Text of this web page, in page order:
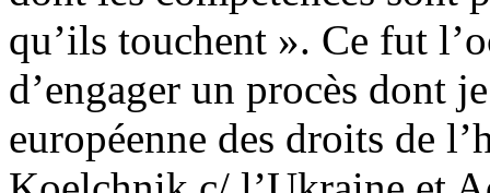
qu’ils touchent ». Ce fut
d’engager un procès dont
européenne des droits de